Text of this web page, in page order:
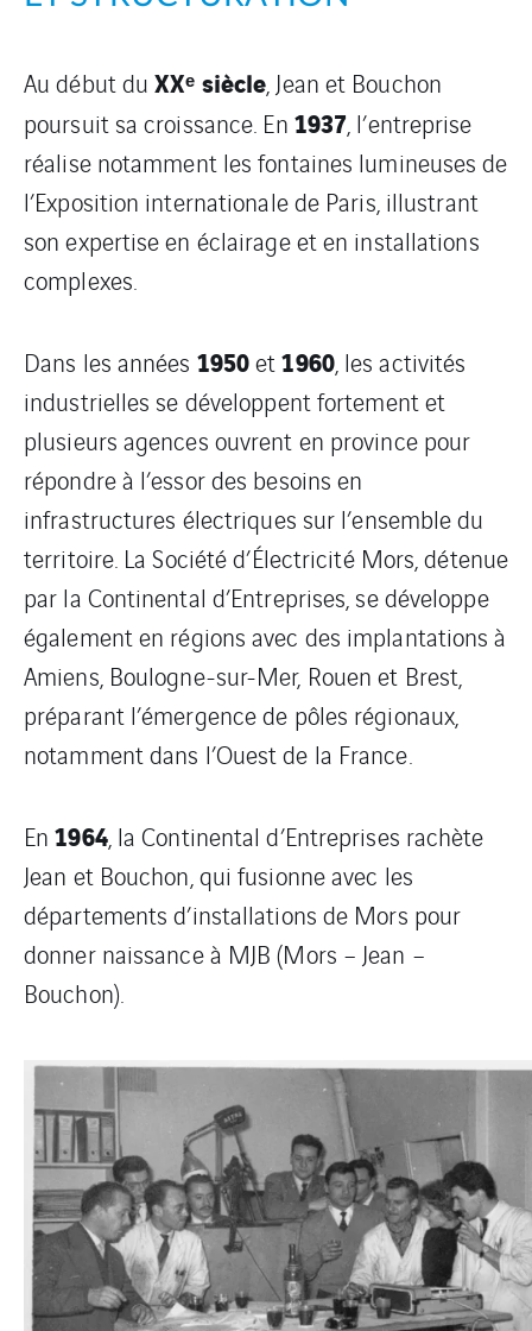
Au début duXXᵉ siècle, Jean et Bouchon
poursuit sa croissance. En 1937, l’entreprise
réalise notamment les fontaines lumineuses de
l’Exposition internationale de Paris, illustrant
son expertise en éclairage et en installations
complexes.
Dans les années 1950et1960, les activités
industrielles se développent fortement et
plusieurs agences ouvrent en province pour
répondre à l’essor des besoins en
infrastructures électriques sur l’ensemble du
territoire. La Société d’Électricité Mors, détenue
par la Continental d’Entreprises, se développe
également en régions avec des implantations à
Amiens, Boulogne-sur-Mer, Rouen et Brest,
préparant l’émergence de pôles régionaux,
notamment dans l’Ouest de la France.
En1964, la Continental d’Entreprises rachète
Jean et Bouchon, qui fusionne avec les
départements d’installations de Mors pour
donner naissance à MJB (Mors – Jean –
Bouchon).